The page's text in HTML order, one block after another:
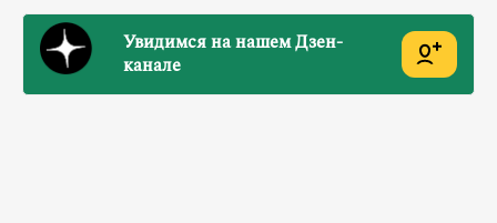
Увидимся на нашем Дзен-
канале